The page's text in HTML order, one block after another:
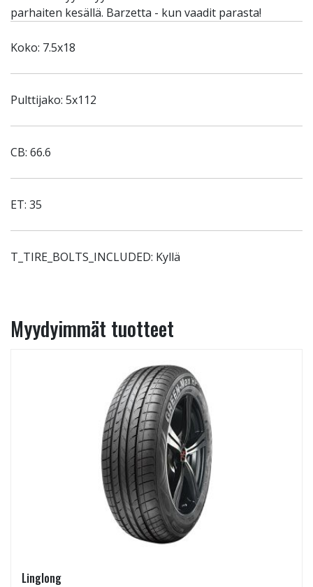
parhaiten kesällä. Barzetta - kun vaadit parasta!
Koko: 7.5x18
Pulttijako: 5x112
CB: 66.6
ET: 35
T_TIRE_BOLTS_INCLUDED: Kyllä
Myydyimmät tuotteet
Linglong